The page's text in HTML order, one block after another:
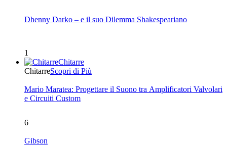
Dhenny Darko – e il suo Dilemma Shakespeariano
1
Chitarre
ChitarreScopri di Più
Mario Maratea: Progettare il Suono tra Amplificatori Valvolari
e Circuiti Custom
6
Gibson